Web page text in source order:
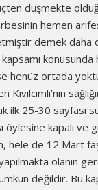
düşmekte
hemen
demek daha
konusunda
ortada
Kıvılcımlı’nın
ilk 25-30 sayfası
öylesine kapalı ve
hele de 12 Mart
olanın
değildir. Bu